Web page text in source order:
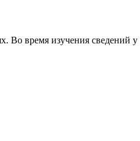
Во время изучения сведений